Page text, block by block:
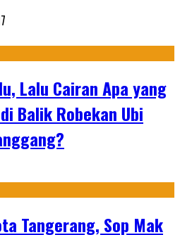
Lalu Cairan Apa yang
Balik Robekan Ubi
Tangerang, Sop Mak